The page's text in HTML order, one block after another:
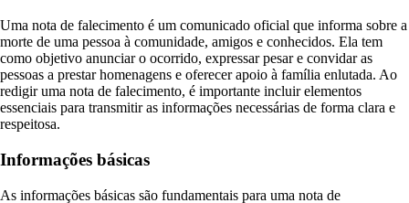
Uma nota de falecimento é um comunicado oficial que informa sobre a
morte de uma pessoa à comunidade, amigos e conhecidos. Ela tem
como objetivo anunciar o ocorrido, expressar pesar e convidar as
pessoas a prestar homenagens e oferecer apoio à família enlutada. Ao
redigir uma nota de falecimento, é importante incluir elementos
essenciais para transmitir as informações necessárias de forma clara e
respeitosa.
Informações básicas
As informações básicas são fundamentais para uma nota de